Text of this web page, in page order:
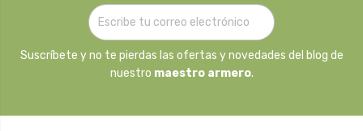
Suscríbete y no te pierdas las ofertas y novedades del blog de
nuestro maestro armero.